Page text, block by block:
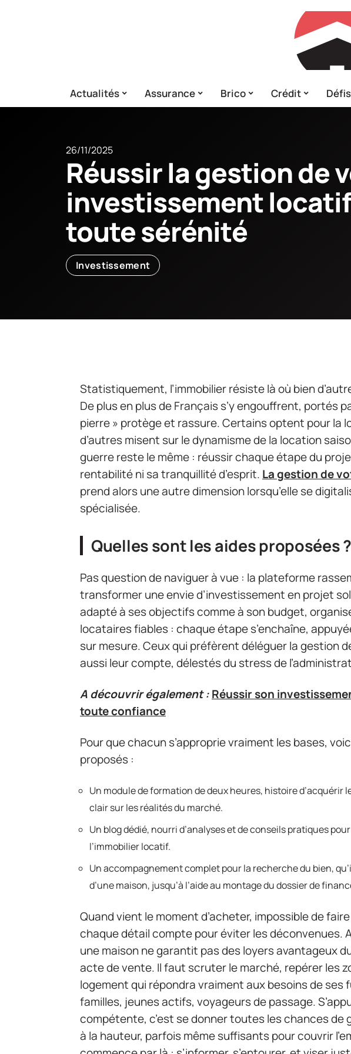
Actualités Assurance Brico Crédit
26/11/2025
Réussir la gestion de
investissement
toute sérénité
Investissement
Statistiquement, l’immobilier résiste là où bien
De plus en plus de Français s’y engouffrent, portés
pierre » protège et rassure. Certains optent pour la
d’autres misent sur le dynamisme de la location
guerre reste le même : réussir chaque étape du
rentabilité ni sa tranquillité d’esprit. La gestion de
prend alors une autre dimension lorsqu’elle se
spécialisée.
Quelles sont les aides proposées ?
Pas question de naviguer à vue : la plateforme
transformer une envie d’investissement en projet
adapté à ses objectifs comme à son budget,
locataires fiables : chaque étape s’enchaîne,
sur mesure. Ceux qui préfèrent déléguer la gestion
aussi leur compte, délestés du stress de
A découvrir également :Réussir son
toute confiance
Pour que chacun s’approprie vraiment les bases,
proposés :
Un module de formation de deux heures, histoire d’acquérir
clair sur les réalités du marché.
Un blog dédié, nourri d’analyses et de conseils pratiques
l’immobilier locatif.
Un accompagnement complet pour la recherche du bien,
d’une maison, jusqu’à l’aide au montage du dossier de
Quand vient le moment d’acheter, impossible de
chaque détail compte pour éviter les déconvenues.
une maison ne garantit pas des loyers avantageux
acte de vente. Il faut scruter le marché, repérer les
logement qui répondra vraiment aux besoins de
familles, jeunes actifs, voyageurs de passage.
compétente, c’est se donner toutes les chances de
à la hauteur, parfois même suffisants pour couvrir